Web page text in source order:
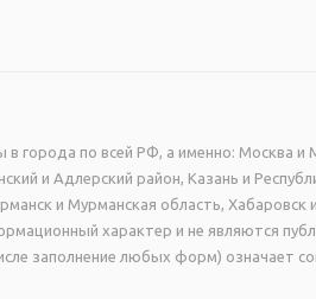
города по всей РФ, а именно: Москва и
и Адлерский район, Казань и
и Мурманская область, Хабаровск
характер и не являются
заполнение любых форм) означает